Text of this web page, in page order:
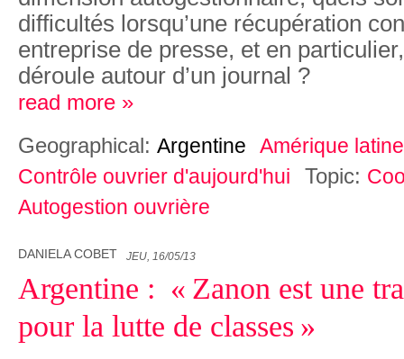
difficultés lorsqu’une récupération
entreprise de presse, et en
déroule autour d’un journal ?
read more »
Geographical: Argentine
Amérique latine
Contrôle ouvrier d'aujourd'hui
Topic:
Autogestion ouvrière
DANIELA COBET JEU, 16/05/13
Argentine : « Zanon est une
pour la lutte de classes »